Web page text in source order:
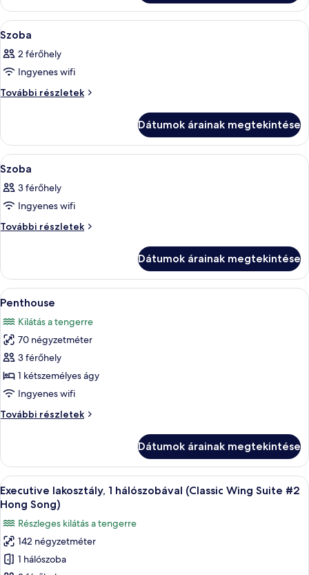
Only)
további
részletei
A
következő
szoba
összes
képének
Egy szállodai szoba, amelyben egy
4
Szoba
2 férőhely
Ingyenes wifi
További részletek
Szoba
Dátumok árainak megtekintése
A
következő
szoba
összes
képének
Egy szállodai szoba, amelyben egy
3
Szoba
3 férőhely
Ingyenes wifi
További részletek
Szoba
Dátumok árainak megtekintése
A
következő
szoba
összes
képének
megtekintése:
Penthouse
Egy modern szállodaszoba,
5
Penthouse
Kilátás a tengerre
70 négyzetméter
3 férőhely
1 kétszemélyes ágy
Ingyenes wifi
További részletek
Penthouse
Dátumok árainak megtekintése
A
következő
szoba
összes
képének
megtekintése:
Egy szállodai szoba, amelyben egy
13
Executive lakosztály, 1 hálószobával (Classic Wing Suite #2
Hong Song)
Részleges kilátás a tengerre
142 négyzetméter
1 hálószoba